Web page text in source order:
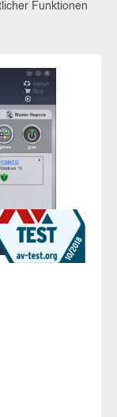
Funktionen